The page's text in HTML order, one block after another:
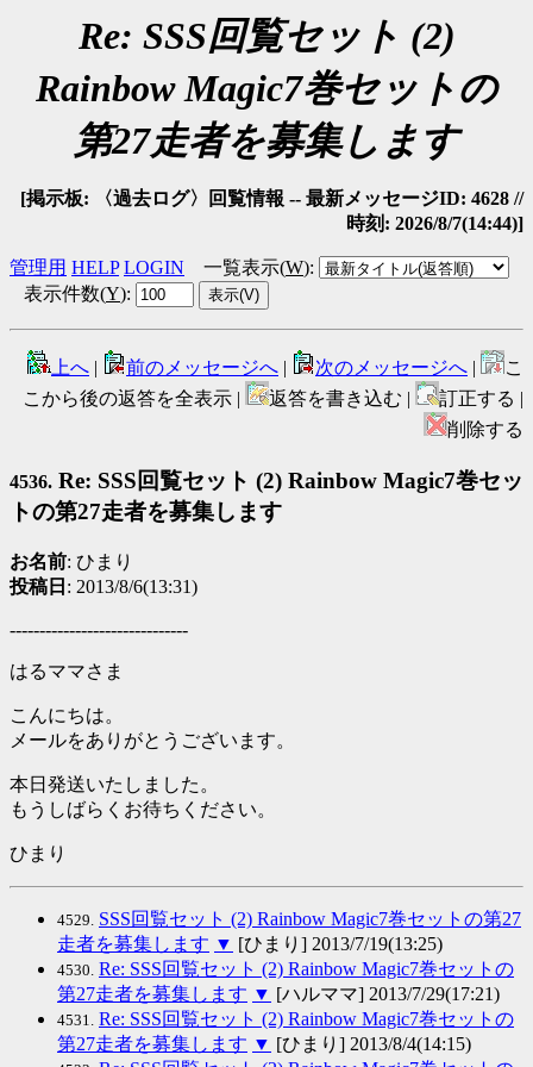
Re: SSS回覧セット (2)
Rainbow Magic7巻セットの
第27走者を募集します
[掲示板: 〈過去ログ〉回覧情報 -- 最新メッセージID: 4628 //
時刻: 2026/8/7(14:44)]
管理用 HELP LOGIN 一覧表示(W):
表示件数(Y):
上へ | 前のメッセージへ | 次のメッセージへ |
こ
こから後の返答を全表示 |
返答を書き込む |
訂正する |
削除する
4536. Re: SSS回覧セット (2) Rainbow Magic7巻セッ
トの第27走者を募集します
お名前: ひまり
投稿日 : 2013/8/6(13:31)
------------------------------
はるママさま
こんにちは。
メールをありがとうございます。
本日発送いたしました。
もうしばらくお待ちください。
ひまり
4529. SSS回覧セット (2) Rainbow Magic7巻セットの第27
走者を募集します ▼ [ひまり] 2013/7/19(13:25)
4530. Re: SSS回覧セット (2) Rainbow Magic7巻セットの
第27走者を募集します ▼ [ハルママ] 2013/7/29(17:21)
4531. Re: SSS回覧セット (2) Rainbow Magic7巻セットの
第27走者を募集します ▼ [ひまり] 2013/8/4(14:15)